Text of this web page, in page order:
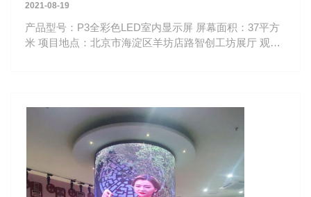
2021-08-19
产品型号：P3全彩色LED室内显示屏 屏幕面积：37平方
米 项目地点：北京市海淀区羊坊店路智创工坊展厅 观看